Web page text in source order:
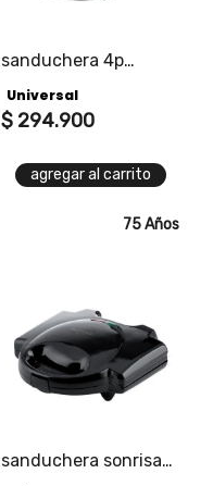
sanduchera 4p
Universal
$ 294.900
agregar al carrito
75 Años
sanduchera sonrisa